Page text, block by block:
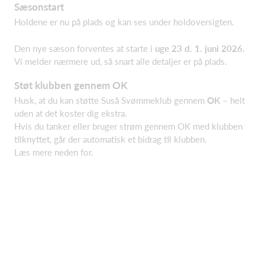
Sæsonstart
Holdene er nu på plads og kan ses under holdoversigten.
Den nye sæson forventes at starte i uge 23 d. 1. juni 2026.
Vi melder nærmere ud, så snart alle detaljer er på plads.
Støt klubben gennem OK
Husk, at du kan støtte Suså Svømmeklub gennem OK – helt
uden at det koster dig ekstra.
Hvis du tanker eller bruger strøm gennem OK med klubben
tilknyttet, går der automatisk et bidrag til klubben.
Læs mere neden for.